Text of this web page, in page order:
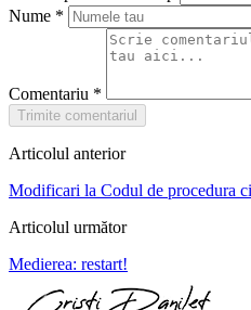
Nume *
Comentariu *
Trimite comentariul
Articolul anterior
Modificari la Codul de procedura
Articolul următor
Medierea: restart!